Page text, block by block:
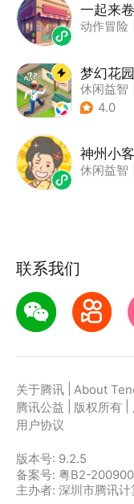
一起来
动作冒险
梦幻花园
休闲益智
| 创梦天地
4.0
神州小
休闲益智
联系我们
关于腾讯 About
腾讯公益
版权所有
用户协议
版本号: 9.2.5
备案号: 粤B2-
主办者: 深圳市腾讯计